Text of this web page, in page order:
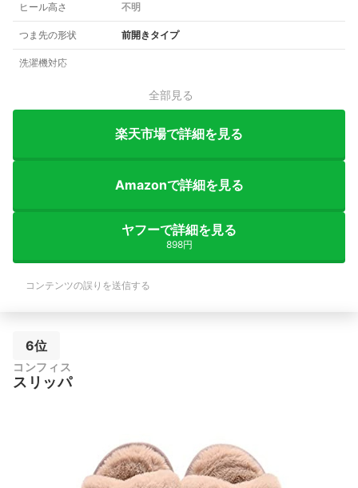
ヒール高さ 不明
つま先の形状 前開きタイプ
洗濯機対応
全部見る
楽天市場で詳細を見る
Amazonで詳細を見る
ヤフーで詳細を見る
898円
コンテンツの誤りを送信する
6位
コンフィス
スリッパ